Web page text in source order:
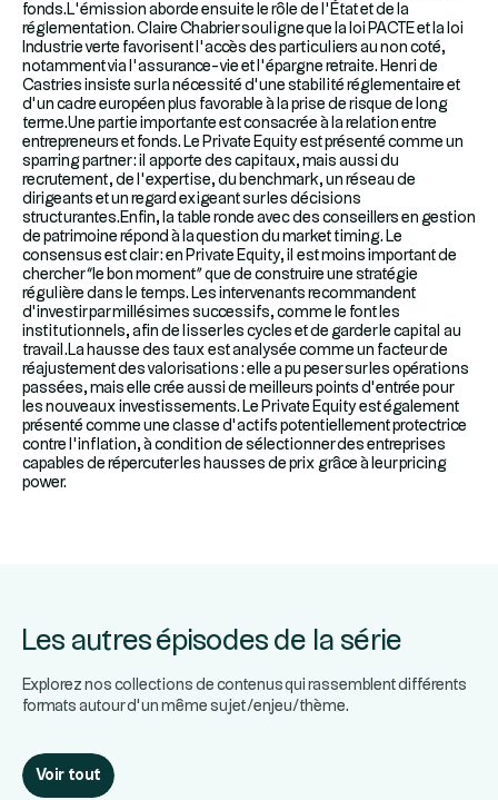
fonds.L’émission aborde ensuite le rôle de l’État et de la
réglementation. Claire Chabrier souligne que la loi PACTE et la loi
Industrie verte favorisent l’accès des particuliers au non coté,
notamment via l’assurance-vie et l’épargne retraite. Henri de
Castries insiste sur la nécessité d’une stabilité réglementaire et
d’un cadre européen plus favorable à la prise de risque de long
terme.Une partie importante est consacrée à la relation entre
entrepreneurs et fonds. Le Private Equity est présenté comme un
sparring partner : il apporte des capitaux, mais aussi du
recrutement, de l’expertise, du benchmark, un réseau de
dirigeants et un regard exigeant sur les décisions
structurantes.Enfin, la table ronde avec des conseillers en gestion
de patrimoine répond à la question du market timing. Le
consensus est clair : en Private Equity, il est moins important de
chercher “le bon moment” que de construire une stratégie
régulière dans le temps. Les intervenants recommandent
d’investir par millésimes successifs, comme le font les
institutionnels, afin de lisser les cycles et de garder le capital au
travail.La hausse des taux est analysée comme un facteur de
réajustement des valorisations : elle a pu peser sur les opérations
passées, mais elle crée aussi de meilleurs points d’entrée pour
les nouveaux investissements. Le Private Equity est également
présenté comme une classe d’actifs potentiellement protectrice
contre l’inflation, à condition de sélectionner des entreprises
capables de répercuter les hausses de prix grâce à leur pricing
power.
Les autres épisodes de la série
Explorez nos collections de contenus qui rassemblent différents
formats autour d’un même sujet/enjeu/thème.
Voir tout